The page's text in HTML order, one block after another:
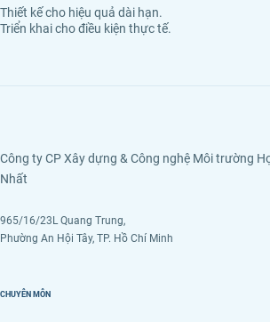
Thiết kế cho hiệu quả dài hạn.
Triển khai cho điều kiện thực tế.
Công ty CP Xây dựng & Công nghệ Môi trường
Nhất
965/16/23L Quang Trung,
Phường An Hội Tây, TP. Hồ Chí Minh
CHUYÊN MÔN